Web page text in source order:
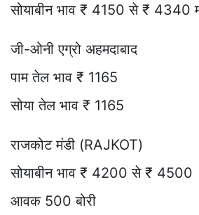
सोयाबीन भाव ₹ 4150 से ₹ 4340
जी-ओनी एग्रो अहमदाबाद
पाम तेल भाव ₹ 1165
सोया तेल भाव ₹ 1165
राजकोट मंडी (RAJKOT)
सोयाबीन भाव ₹ 4200 से ₹ 4500
आवक 500 बोरी